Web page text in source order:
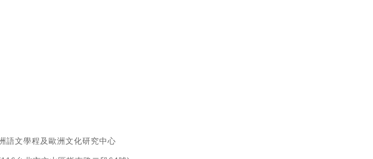
語文學程及歐洲文化研究中心